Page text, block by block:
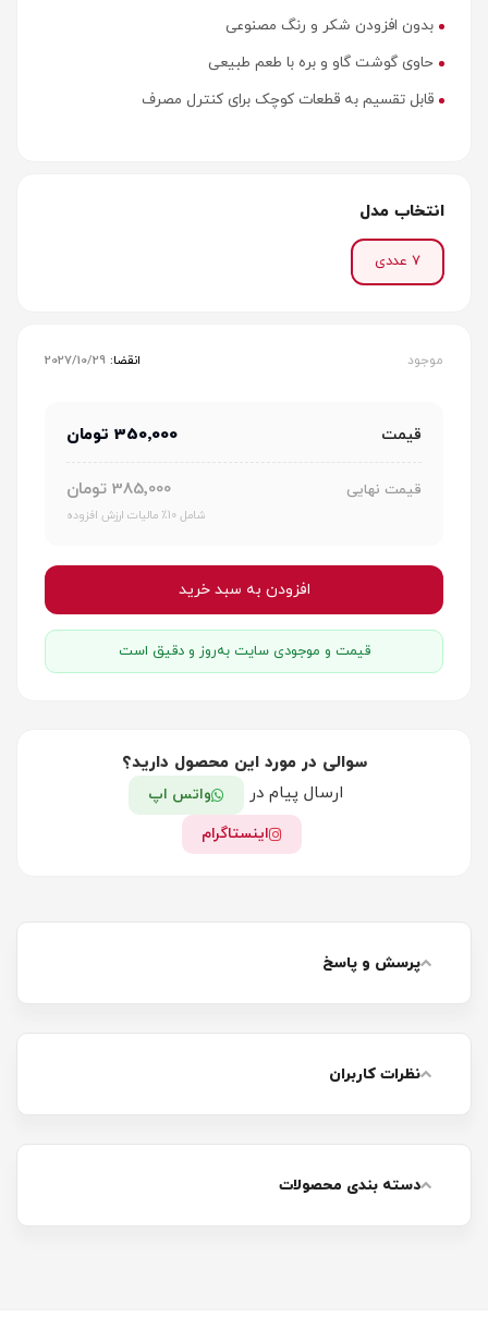
بدون افزودن شکر و رنگ مصنوعی
حاوی گوشت گاو و بره با طعم طبیعی
قابل تقسیم به قطعات کوچک برای کنترل مصرف
انتخاب مدل
7 عددی
موجود انقضا: 2027/10/29
قیمت 350٬000 تومان
قیمت نهایی 385٬000 تومان
شامل 10٪ مالیات ارزش افزوده
افزودن به سبد خرید
قیمت و موجودی سایت به‌روز و دقیق است
سوالی در مورد این محصول دارید؟
ارسال پیام در
واتس اپ
اینستاگرام
پرسش و پاسخ
نظرات کاربران
دسته بندی محصولات